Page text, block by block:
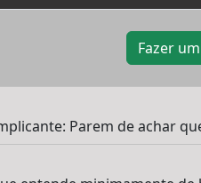
Fazer
Parem de achar